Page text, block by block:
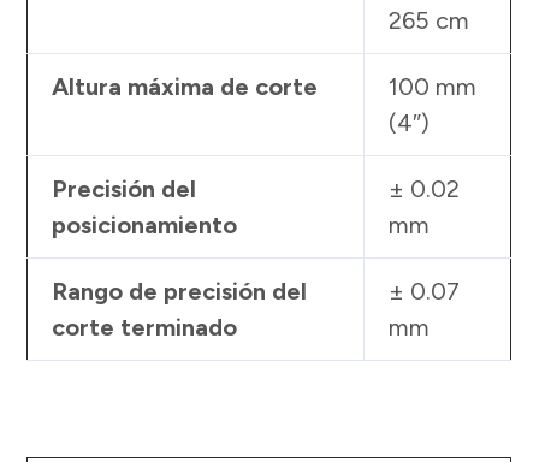
265 cm
Altura máxima de corte
100 mm
(4″)
Precisión del
posicionamiento
± 0.02
mm
Rango de precisión del
corte terminado
± 0.07
mm